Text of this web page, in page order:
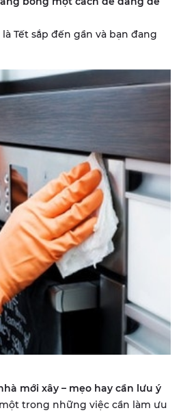
Tết sắp đến gần và bạn đang
mới xây – mẹo hay cần lưu ý
trong những việc cần làm ưu